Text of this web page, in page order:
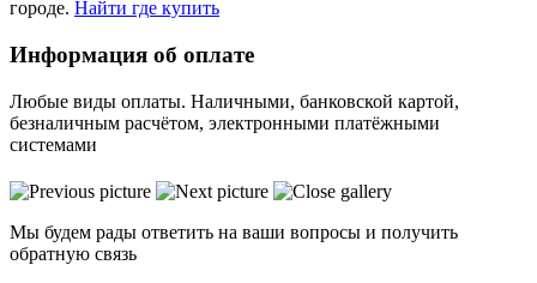
городе. Найти где купить
Информация об оплате
Любые виды оплаты. Наличными, банковской картой,
безналичным расчётом, электронными платёжными
системами
Мы будем рады ответить на ваши вопросы и получить
обратную связь